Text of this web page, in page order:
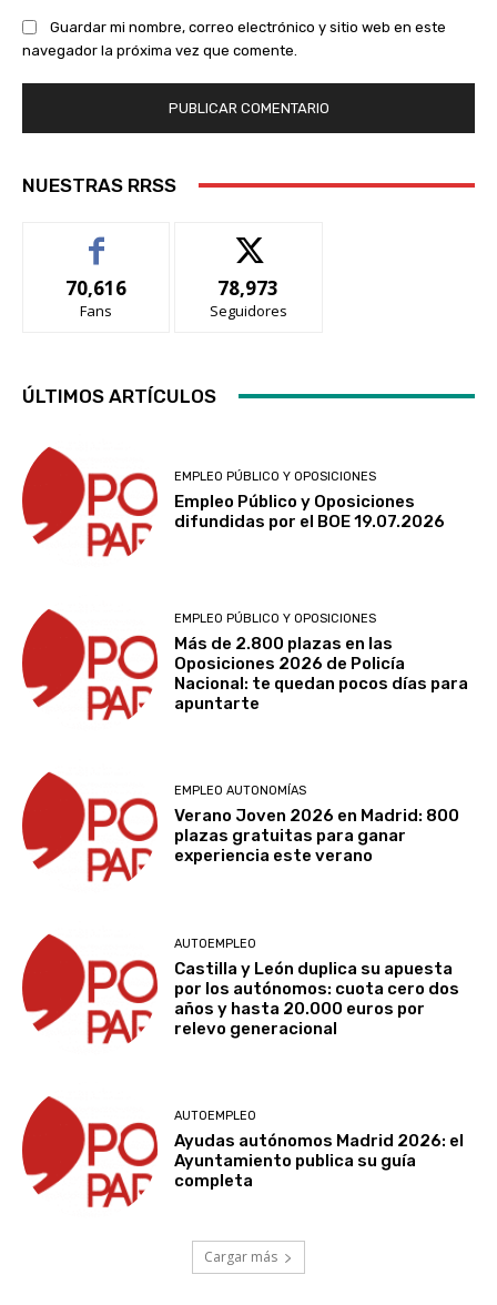
Guardar mi nombre, correo electrónico y sitio web en este
navegador la próxima vez que comente.
NUESTRAS RRSS
70,616
Fans
78,973
Seguidores
ÚLTIMOS ARTÍCULOS
EMPLEO PÚBLICO Y OPOSICIONES
Empleo Público y Oposiciones
difundidas por el BOE 19.07.2026
EMPLEO PÚBLICO Y OPOSICIONES
Más de 2.800 plazas en las
Oposiciones 2026 de Policía
Nacional: te quedan pocos días para
apuntarte
EMPLEO AUTONOMÍAS
Verano Joven 2026 en Madrid: 800
plazas gratuitas para ganar
experiencia este verano
AUTOEMPLEO
Castilla y León duplica su apuesta
por los autónomos: cuota cero dos
años y hasta 20.000 euros por
relevo generacional
AUTOEMPLEO
Ayudas autónomos Madrid 2026: el
Ayuntamiento publica su guía
completa
Cargar más